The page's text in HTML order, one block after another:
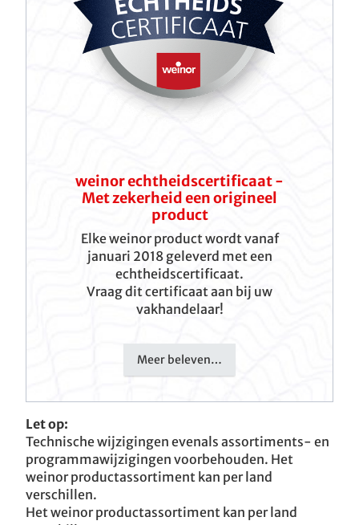
weinor echtheidscertificaat -
Met zekerheid een origineel
product
Elke weinor product wordt vanaf
januari 2018 geleverd met een
echtheidscertificaat.
Vraag dit certificaat aan bij uw
vakhandelaar!
Meer beleven…
Let op:
Technische wijzigingen evenals assortiments- en
programmawijzigingen voorbehouden. Het
weinor productassortiment kan per land
verschillen.
Het weinor productassortiment kan per land